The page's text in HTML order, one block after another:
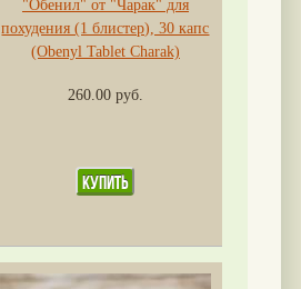
"Обенил" от "Чарак" для
похудения (1 блистер), 30 капс
(Obenyl Tablet Charak)
260.00 руб.